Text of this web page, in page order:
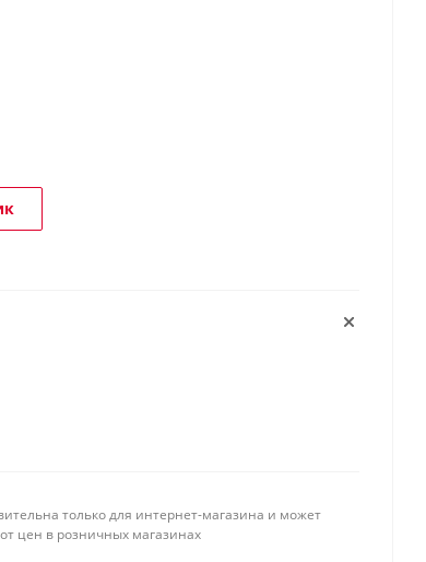
только для интернет-магазина и может
цен в розничных магазинах